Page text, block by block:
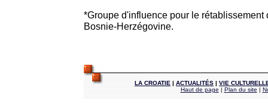
*Groupe d'influence pour le rétablissement
Bosnie-Herzégovine.
LA CROATIE | ACTUALITÉS | VIE
Haut de page| Plan du site|